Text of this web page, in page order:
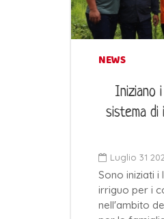
NEWS
Iniziano
sistema di
Luglio 31
Sono iniziati
irriguo per i
nell'ambito